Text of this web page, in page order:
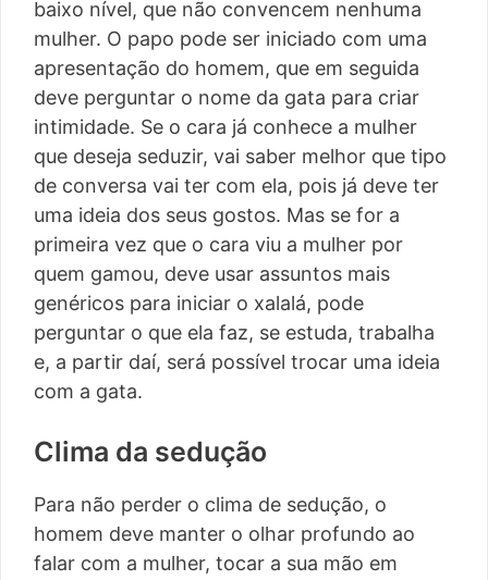
baixo nível, que não convencem nenhuma
mulher. O papo pode ser iniciado com uma
apresentação do homem, que em seguida
deve perguntar o nome da gata para criar
intimidade. Se o cara já conhece a mulher
que deseja seduzir, vai saber melhor que tipo
de conversa vai ter com ela, pois já deve ter
uma ideia dos seus gostos. Mas se for a
primeira vez que o cara viu a mulher por
quem gamou, deve usar assuntos mais
genéricos para iniciar o xalalá, pode
perguntar o que ela faz, se estuda, trabalha
e, a partir daí, será possível trocar uma ideia
com a gata.
Clima da sedução
Para não perder o clima de sedução, o
homem deve manter o olhar profundo ao
falar com a mulher, tocar a sua mão em